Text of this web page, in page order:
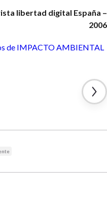
libertad digital España –
2006
de IMPACTO AMBIENTAL